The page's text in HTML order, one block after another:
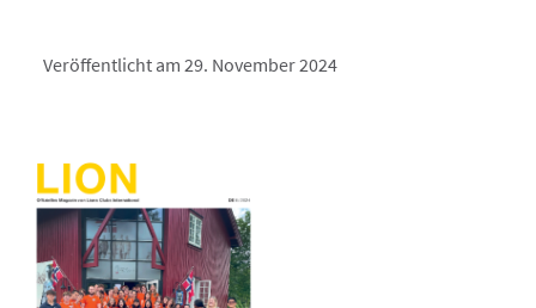
Veröffentlicht am 29. November 2024